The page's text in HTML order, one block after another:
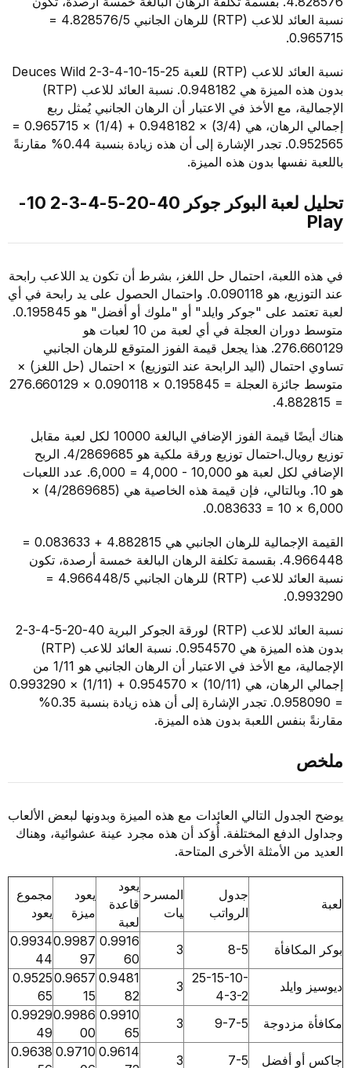
نسبة العائد للاعب (RTP) للرهان الجانبي 4.828576/5 =
نسبة العائد للاعب (RTP) للعبة 25-15-10-4-3-2 Deuces Wild
بدون هذه الميزة هي 0.948182. نسبة العائد للاعب (RTP)
مع الأخذ في الاعتبار أن الرهان الجانبي يُمثل ربع
إجمالي الرهان، هي (3/4) × 0.948182 + (1/4) × 0.965715 =
0.952565. تجدر الإشارة إلى أن هذه زيادة بنسبة 0.44% مقارنةً
بدون هذه الميزة.
تحليل لعبة البوكر جوكر 40-20-5-4-3-2 10-
احتمال حل اللغز، بشرط أن تكون يد اللاعب رابحة
عند التوزيع، هو 0.090118. واحتمال الحصول على يد رابحة في أي
لعبة تعتمد على "جوكر وايلد" أو "ملوك أو أفضل" هو 0.195845.
متوسط دوران العجلة في أي لعبة من 10 لعبات هو
276.660129. هذا يجعل قيمة الفوز المتوقع للرهان الجانبي
(اليد الرابحة عند التوزيع) × احتمال (حل اللغز) ×
متوسط جائزة العجلة = 0.195845 × 0.090118 × 276.660129
هناك أيضًا قيمة الفوز الإضافي البالغة 10000 لكل لعبة مقابل
توزيع رويال.احتمال توزيع ورقة ملكية هو 4/2869685. الربح
الإضافي لكل لعبة هو 10,000 - 4,000 = 6,000. عدد اللعبات
هو 10. وبالتالي، فإن قيمة هذه الخاصية هي (4/2869685) ×
القيمة الإجمالية للرهان الجانبي هي 4.882815 + 0.083633 =
4.966448. بقسمة تكلفة الرهان البالغة خمسة أرصدة، تكون
نسبة العائد للاعب (RTP) للرهان الجانبي 4.966448/5 =
نسبة العائد للاعب (RTP) لورقة الجوكر البرية 40-20-5-4-3-2
بدون هذه الميزة هي 0.954570. نسبة العائد للاعب (RTP)
الإجمالية، مع الأخذ في الاعتبار أن الرهان الجانبي هو 1/11 من
إجمالي الرهان، هي (10/11) × 0.954570 + (1/11) × 0.993290
= 0.958090. تجدر الإشارة إلى أن هذه زيادة بنسبة 0.35%
اللعبة بدون هذه الميزة.
التالي العائدات مع هذه الميزة وبدونها لبعض الألعاب
المختلفة. أُؤكد أن هذه مجرد عينة عشوائية، وهناك
الأمثلة الأخرى المتاحة.
المسرح
يات
يعود
قاعدة
لعبة
يعود
ميزة
مجموع
يعود
8-5
3
0.9916
60
0.9987
97
0.9934
44
25-15-10-
4-3-2
0.9481
82
0.9657
15
0.9525
65
9-7-5
3
0.9910
65
0.9986
00
0.9929
49
أفضل
7-5
3
0.9614
0.9710
0.9638